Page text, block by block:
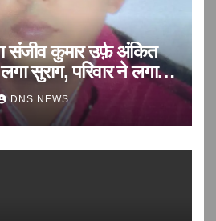
संजीव कुमार उर्फ़ अंकित
सुराग, परिवार ने लगाई
DNS NEWS